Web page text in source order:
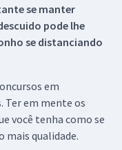
se manter
pode lhe
se distanciando
em
Ter em mente os
você tenha como se
mais qualidade.